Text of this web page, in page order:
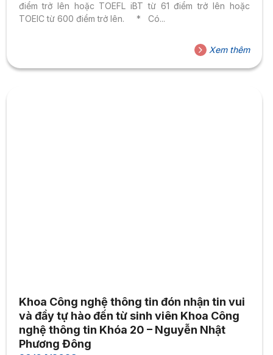
điểm trở lên hoặc TOEFL iBT từ 61 điểm trở lên hoặc
TOEIC từ 600 điểm trở lên. * Có...
Xem thêm
Khoa Công nghệ thông tin đón nhận tin vui
và đầy tự hào đến từ sinh viên Khoa Công
nghệ thông tin Khóa 20 – Nguyễn Nhật
Phương Đông